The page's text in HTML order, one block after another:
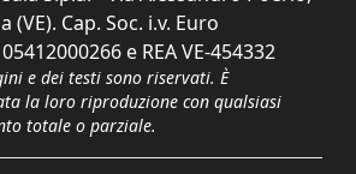
(VE). Cap. Soc. i.v. Euro
e REA VE-454332
e dei testi sono riservati. È
la loro riproduzione con qualsiasi
totale o parziale.